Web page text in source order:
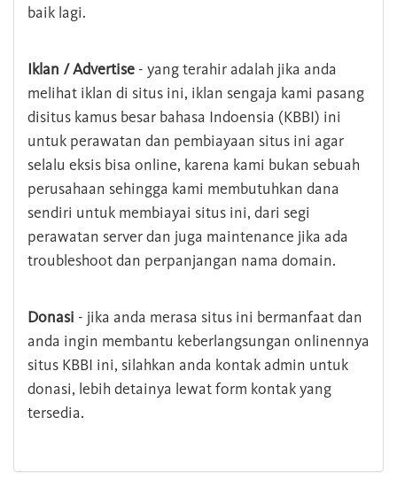
baik lagi.
Iklan / Advertise - yang terahir adalah jika anda
melihat iklan di situs ini, iklan sengaja kami pasang
disitus kamus besar bahasa Indoensia (KBBI) ini
untuk perawatan dan pembiayaan situs ini agar
selalu eksis bisa online, karena kami bukan sebuah
perusahaan sehingga kami membutuhkan dana
sendiri untuk membiayai situs ini, dari segi
perawatan server dan juga maintenance jika ada
troubleshoot dan perpanjangan nama domain.
Donasi - jika anda merasa situs ini bermanfaat dan
anda ingin membantu keberlangsungan onlinennya
situs KBBI ini, silahkan anda kontak admin untuk
donasi, lebih detainya lewat form kontak yang
tersedia.